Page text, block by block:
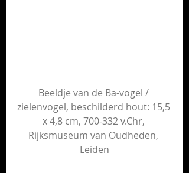
Beeldje van de Ba-vogel /
zielenvogel, beschilderd hout: 15,5
x 4,8 cm, 700-332 v.Chr,
Rijksmuseum van Oudheden,
Leiden